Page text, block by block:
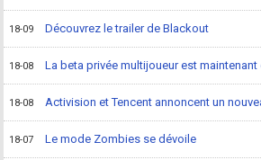
18-09 Découvrez le trailer de Blackout
18-08 La beta privée multijoueur est
18-08 Activision et Tencent annoncent un
18-07 Le mode Zombies se dévoile